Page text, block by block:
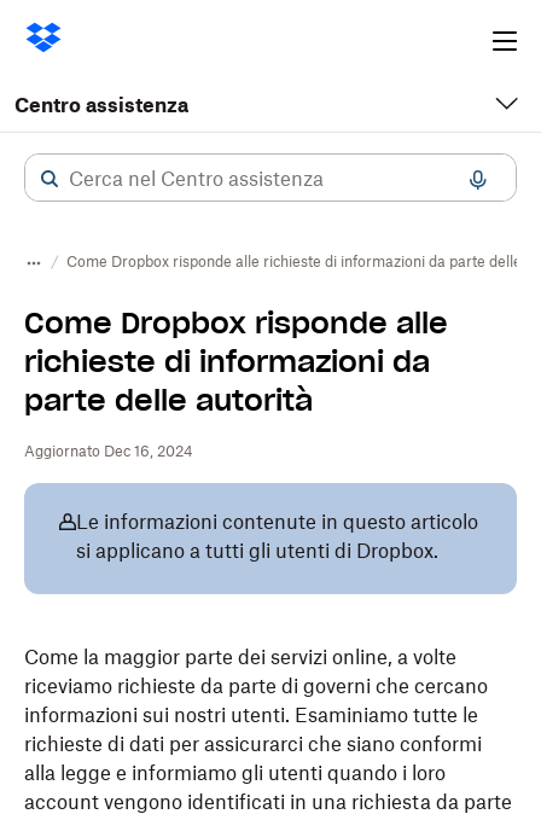
Centro assistenza
Come Dropbox risponde alle richieste di informazioni da parte delle
Come Dropbox risponde alle
richieste di informazioni da
parte delle autorità
Aggiornato Dec 16, 2024
Le informazioni contenute in questo articolo
si applicano a tutti gli utenti di Dropbox.
Come la maggior parte dei servizi online, a volte
riceviamo richieste da parte di governi che cercano
informazioni sui nostri utenti. Esaminiamo tutte le
richieste di dati per assicurarci che siano conformi
alla legge e informiamo gli utenti quando i loro
account vengono identificati in una richiesta da parte